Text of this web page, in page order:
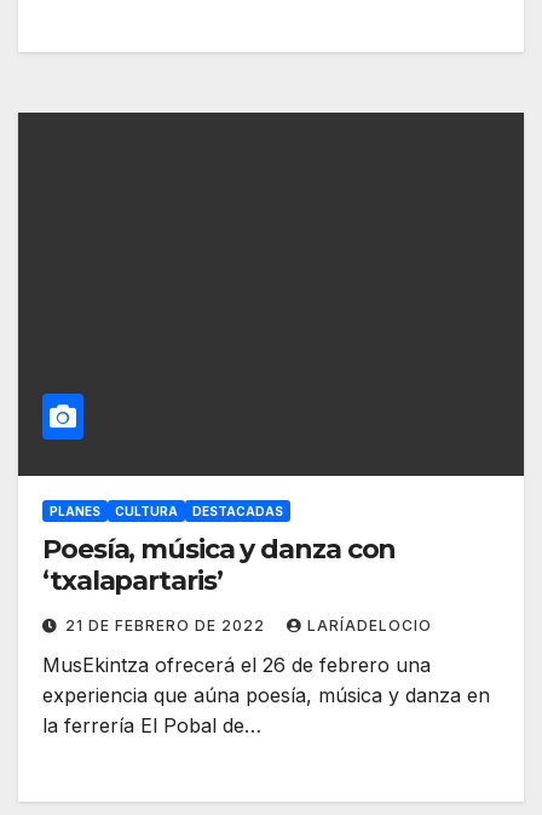
PLANES CULTURA DESTACADAS
Poesía, música y danza con
‘txalapartaris’
21 DE FEBRERO DE 2022 LARÍADELOCIO
MusEkintza ofrecerá el 26 de febrero una
experiencia que aúna poesía, música y danza en
la ferrería El Pobal de…